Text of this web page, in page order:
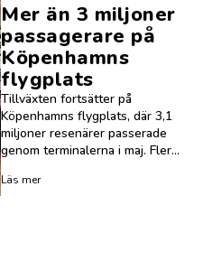
Mer än 3 miljoner
passagerare på
Köpenhamns
flygplats
Tillväxten fortsätter på
Köpenhamns flygplats, där 3,1
miljoner resenärer passerade
genom terminalerna i maj. Fler...
Läs mer